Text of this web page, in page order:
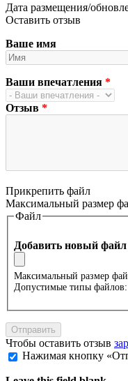
Дата размещения/
Оставить отзыв
Ваше имя
Ваши впечатления *
Отзыв *
Прикрепить файл
Максимальный размер
Файл
Добавить новый файл
Максимальный размер
Допустимые типы файлов:
Чтобы оставить отзыв
Нажимая кнопку